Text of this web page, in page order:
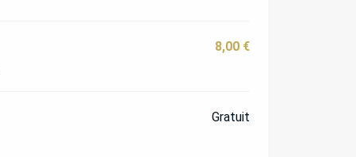
8,00 €
Gratuit